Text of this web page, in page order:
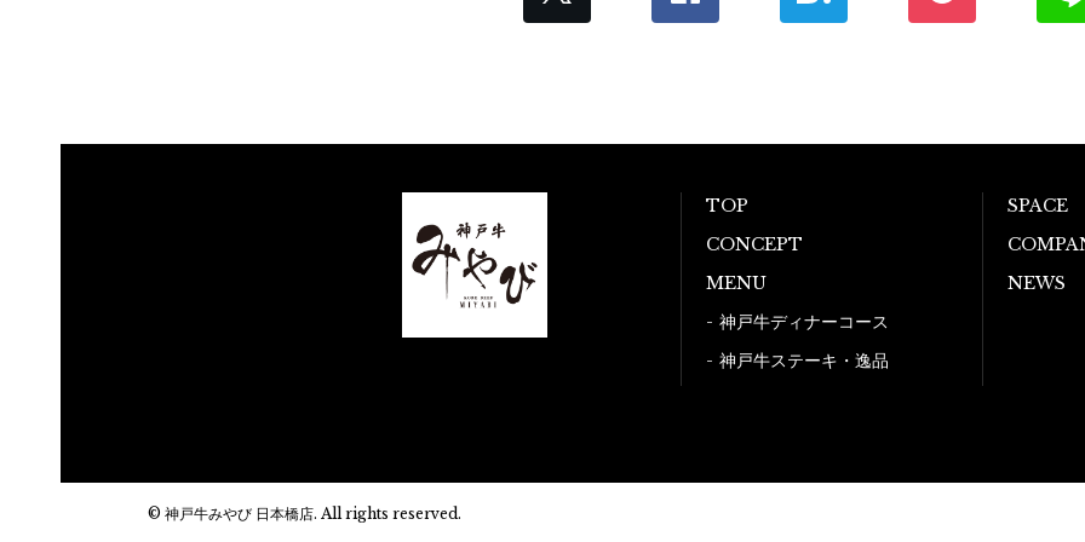
TOP
CONCEPT
MENU
神戸牛ディナーコース
神戸牛ステーキ・逸品
SPACE
NEWS
© 神戸牛みやび 日本橋店. All rights reserved.